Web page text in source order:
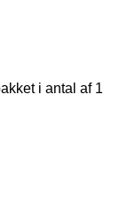
i antal af 1